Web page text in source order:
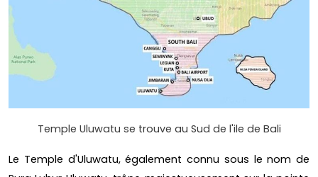
Temple Uluwatu se trouve au Sud de l'ile de Bali
Le Temple d'Uluwatu, également connu sous le nom de